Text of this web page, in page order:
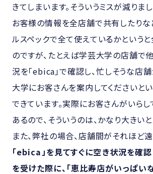
きてしまいます。そういうミスが減りまし
お客様の情報を全店舗で共有したりな
ルスペックで全て使えているかという
のですが、たとえば学芸大学の店舗で
況を「ebica」で確認し、忙しそうな店
大学にお客さんを案内してくださいと
できています。実際にお客さんがいらし
あるので、そういうのは、かなり大きい
また、弊社の場合、店舗間がそれほど遠
「ebica」を見てすぐに空き状況を確
を受けた際に、「恵比寿店がいっぱい